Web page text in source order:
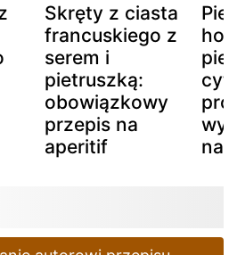
Skręty z ciasta
francuskiego z
serem i
pietruszką:
obowiązkowy
przepis na
aperitif
na